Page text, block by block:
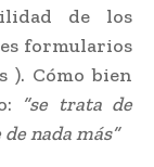
de los
formularios
). Cómo bien
“se trata de
nada más”